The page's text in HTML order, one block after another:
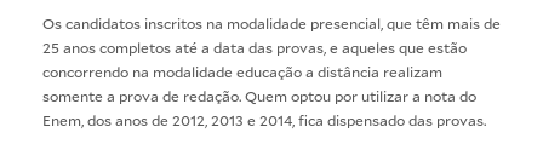
Os candidatos inscritos na modalidade presencial, que têm mais de
25 anos completos até a data das provas, e aqueles que estão
concorrendo na modalidade educação a distância realizam
somente a prova de redação. Quem optou por utilizar a nota do
Enem, dos anos de 2012, 2013 e 2014, fica dispensado das provas.